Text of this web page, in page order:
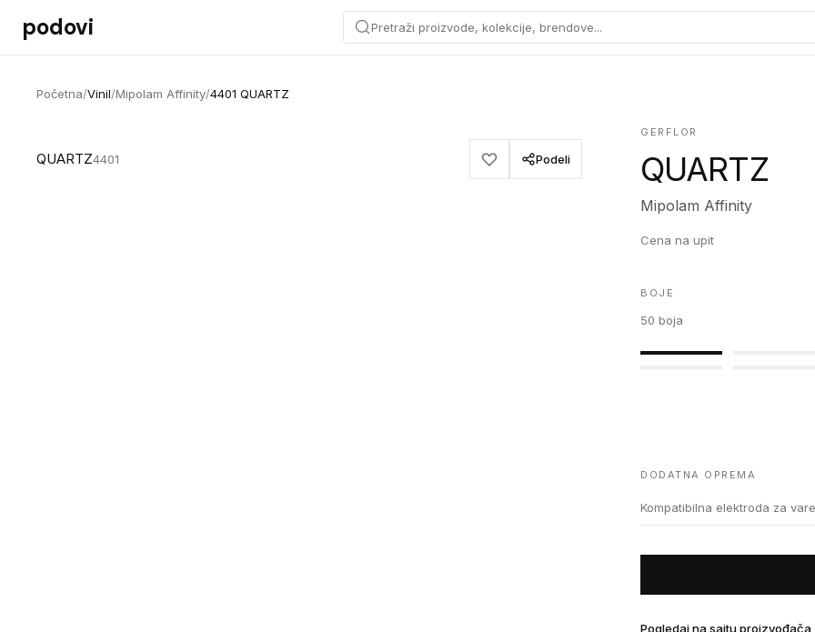
Preskoči na sadržaj
podovi Pretraži proizvode, kolekcije, brendove...
Početna/Vinil/Mipolam Affinity/4401 QUARTZ
QUARTZ4401 Podeli
GERFLOR
QUARTZ
Mipolam Affinity
Cena na upit
BOJE
50 boja
DODATNA OPREMA
Kompatibilna elektroda za
Pogledaj na sajtu proizvođača